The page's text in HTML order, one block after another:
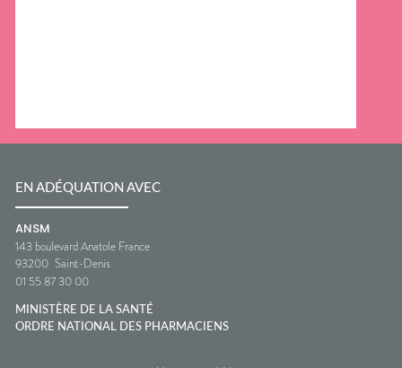
EN ADÉQUATION AVEC
ANSM
143 boulevard Anatole France
93200 Saint-Denis
01 55 87 30 00
MINISTÈRE DE LA SANTÉ
ORDRE NATIONAL DES PHARMACIENS